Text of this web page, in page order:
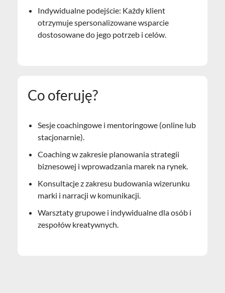
Indywidualne podejście: Każdy klient
otrzymuje spersonalizowane wsparcie
dostosowane do jego potrzeb i celów.
Co oferuję?
Sesje coachingowe i mentoringowe (online lub
stacjonarnie).
Coaching w zakresie planowania strategii
biznesowej i wprowadzania marek na rynek.
Konsultacje z zakresu budowania wizerunku
marki i narracji w komunikacji.
Warsztaty grupowe i indywidualne dla osób i
zespołów kreatywnych.